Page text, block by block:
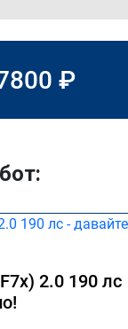
₽
2.0 190 лс